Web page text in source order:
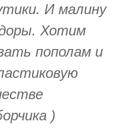
И малину
Хотим
пополам и
)